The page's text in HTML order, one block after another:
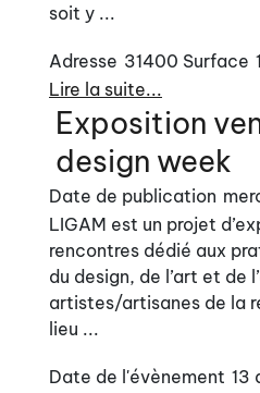
soit y ...
Adresse 31400 Surface
Lire la suite...
Exposition
design week
Date de publication
LIGAM est un projet
rencontres dédié aux
du design, de l’art et de
artistes/artisanes de la
lieu ...
Date de l'évènement 13